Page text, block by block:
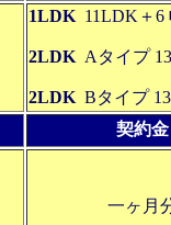
1LDK 11LDK＋6
2LDK Aタイプ
2LDK Bタイプ
契約金
一ヶ月